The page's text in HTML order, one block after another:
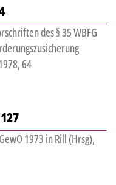
des § 35 WBFG
64
1973 in Rill (Hrsg),